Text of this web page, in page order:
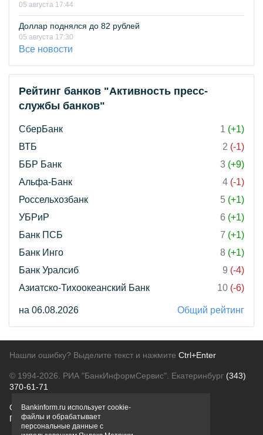
05 августа 17:44
Доллар поднялся до 82 рублей
05 августа 17:30
Все новости
Рейтинг банков "Активность пресс-
службы банков"
СберБанк 1 (+1)
ВТБ
2 (-1)
ББР Банк
3 (+9)
Альфа-Банк
4 (-1)
Россельхозбанк
5 (+1)
УБРиР
6 (+1)
Банк ПСБ
7 (+1)
Банк Инго
8 (+1)
Банк Уралсиб
9 (-4)
Азиатско-Тихоокеанский Банк
10 (-6)
на 06.08.2026 Общий рейтинг
Нашли ошибку? Выделите текст и нажмите Ctrl+Enter
© 1994-2026. РИА "БанкИнформСервис". Екатеринбург (343)
370-61-71
О проектеПолитика конфиденциальности
Правовая информацияДля рекламодателей
Bankinform.ru использует cookie-
файлы и обрабатывает
персональные данные с